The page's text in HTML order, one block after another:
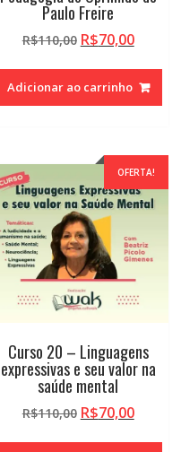
Paulo Freire
R$110,00 O
original
era:
R$70,00O
atual
é:
Adicionar ao carrinho
OFERTA!
Curso 20 – Linguagens
expressivas e seu valor na
saúde mental
R$110,00 O
R$70,00O